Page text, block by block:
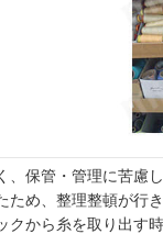
、保管・管理に苦慮
ため、整理整頓が行
から糸を取り出す